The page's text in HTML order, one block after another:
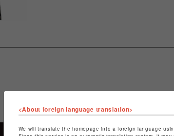
ショップ名
<About foreign language translation>
We will translate the homepage into a foreign language